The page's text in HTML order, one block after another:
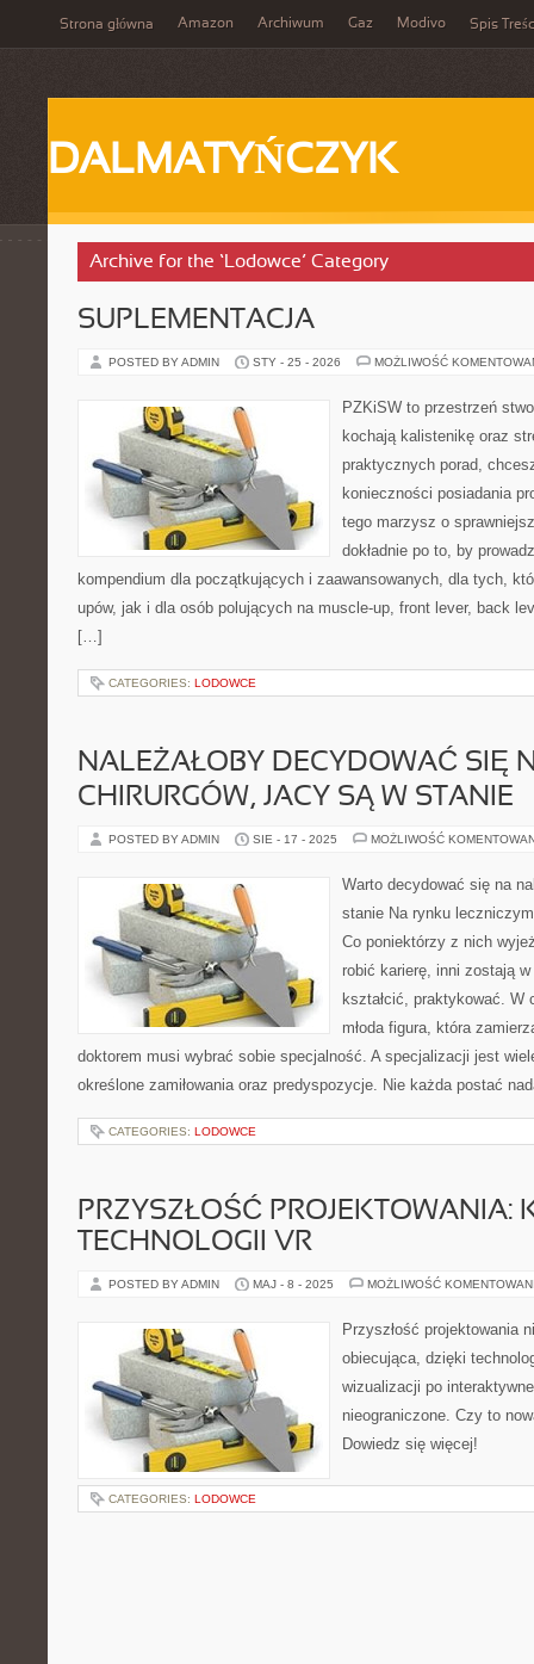
Strona główna Amazon Archiwum Gaz Modivo Spis
DALMATYŃCZYK
Archive for the ‘Lodowce’ Category
SUPLEMENTACJA
POSTED BY ADMIN STY - 25 - 2026 MOŻLIWOŚĆ
PZKiSW to przestrzeń
kochają kalistenikę oraz
praktycznych porad,
konieczności posiadania
tego marzysz o
dokładnie po to, by
kompendium dla początkujących i zaawansowanych, dla tych,
upów, jak i dla osób polujących na muscle-up, front lever, back
[…]
CATEGORIES: LODOWCE
NALEŻAŁOBY DECYDOWAĆ SIĘ
CHIRURGÓW, JACY SĄ W STANIE
POSTED BY ADMIN SIE - 17 - 2025 MOŻLIWOŚĆ
Warto decydować się na
stanie Na rynku
Co poniektórzy z nich
robić karierę, inni zostają
kształcić, praktykować. W
młoda figura, która
doktorem musi wybrać sobie specjalność. A specjalizacji jest
określone zamiłowania oraz predyspozycje. Nie każda postać
CATEGORIES: LODOWCE
PRZYSZŁOŚĆ PROJEKTOWANIA:
TECHNOLOGII VR
POSTED BY ADMIN MAJ - 8 - 2025 MOŻLIWOŚĆ
Przyszłość projektowania
obiecująca, dzięki
wizualizacji po
nieograniczone. Czy to
Dowiedz się więcej!
CATEGORIES: LODOWCE